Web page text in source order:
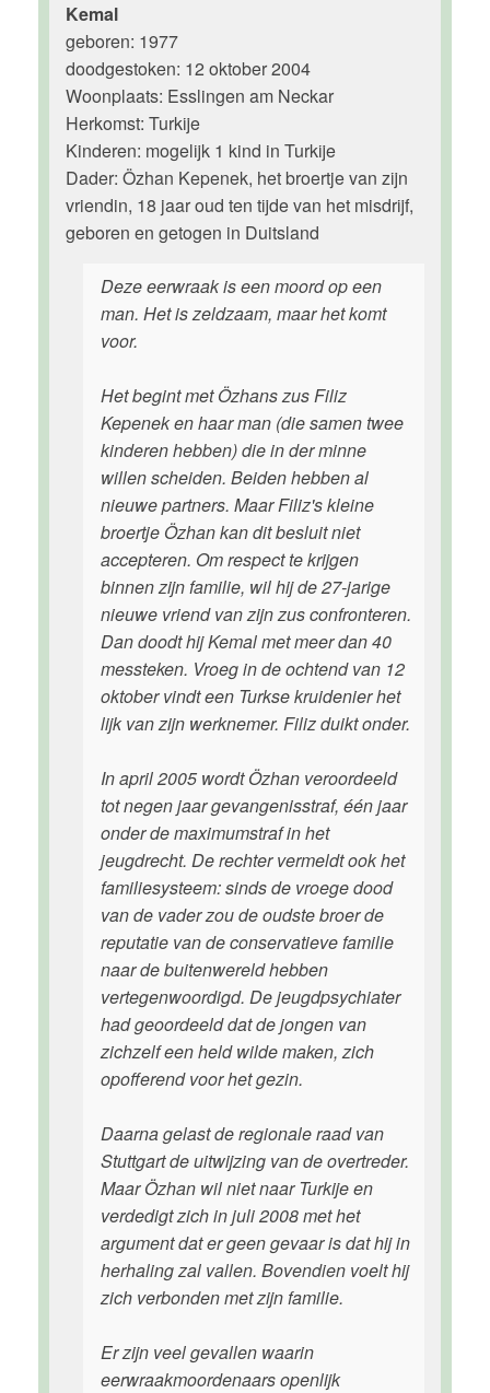
Kemal
geboren: 1977
doodgestoken: 12 oktober 2004
Woonplaats: Esslingen am Neckar
Herkomst: Turkije
Kinderen: mogelijk 1 kind in Turkije
Dader: Özhan Kepenek, het broertje van zijn
vriendin, 18 jaar oud ten tijde van het misdrijf,
geboren en getogen in Duitsland
Deze eerwraak is een moord op een
man. Het is zeldzaam, maar het komt
voor.
Het begint met Özhans zus Filiz
Kepenek en haar man (die samen twee
kinderen hebben) die in der minne
willen scheiden. Beiden hebben al
nieuwe partners. Maar Filiz's kleine
broertje Özhan kan dit besluit niet
accepteren. Om respect te krijgen
binnen zijn familie, wil hij de 27-jarige
nieuwe vriend van zijn zus confronteren.
Dan doodt hij Kemal met meer dan 40
messteken. Vroeg in de ochtend van 12
oktober vindt een Turkse kruidenier het
lijk van zijn werknemer. Filiz duikt onder.
In april 2005 wordt Özhan veroordeeld
tot negen jaar gevangenisstraf, één jaar
onder de maximumstraf in het
jeugdrecht. De rechter vermeldt ook het
familiesysteem: sinds de vroege dood
van de vader zou de oudste broer de
reputatie van de conservatieve familie
naar de buitenwereld hebben
vertegenwoordigd. De jeugdpsychiater
had geoordeeld dat de jongen van
zichzelf een held wilde maken, zich
opofferend voor het gezin.
Daarna gelast de regionale raad van
Stuttgart de uitwijzing van de overtreder.
Maar Özhan wil niet naar Turkije en
verdedigt zich in juli 2008 met het
argument dat er geen gevaar is dat hij in
herhaling zal vallen. Bovendien voelt hij
zich verbonden met zijn familie.
Er zijn veel gevallen waarin
eerwraakmoordenaars openlijk